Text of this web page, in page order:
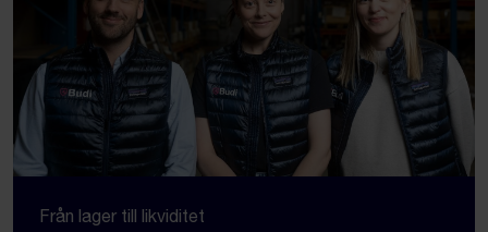
Från lager till likviditet